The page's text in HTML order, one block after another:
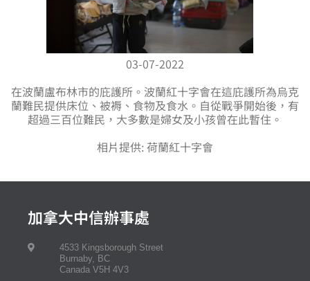
03-07-2022
在波蘭盧布林市的庇護所。波蘭紅十字會在這庇護所為烏克
蘭難民提供床位、被褥、食物及食水。自從戰爭開始後，有
超過三百位難民，大多數是婦女及小孩曾在此暫住。
相片提供: 荷蘭紅十字會
加拿大中信辦事處
4533 Kingsborough Street
Burnaby, BC
Canada V5H 4V3